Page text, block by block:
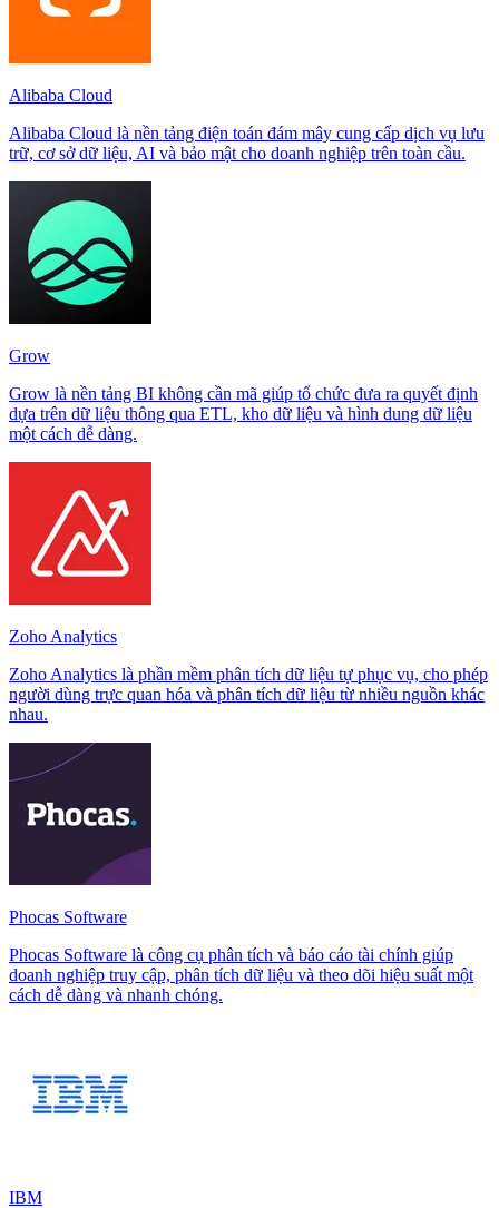
Alibaba Cloud
Alibaba Cloud là nền tảng điện toán đám mây cung cấp dịch vụ lưu
trữ, cơ sở dữ liệu, AI và bảo mật cho doanh nghiệp trên toàn cầu.
Grow
Grow là nền tảng BI không cần mã giúp tổ chức đưa ra quyết định
dựa trên dữ liệu thông qua ETL, kho dữ liệu và hình dung dữ liệu
một cách dễ dàng.
Zoho Analytics
Zoho Analytics là phần mềm phân tích dữ liệu tự phục vụ, cho phép
người dùng trực quan hóa và phân tích dữ liệu từ nhiều nguồn khác
nhau.
Phocas Software
Phocas Software là công cụ phân tích và báo cáo tài chính giúp
doanh nghiệp truy cập, phân tích dữ liệu và theo dõi hiệu suất một
cách dễ dàng và nhanh chóng.
IBM